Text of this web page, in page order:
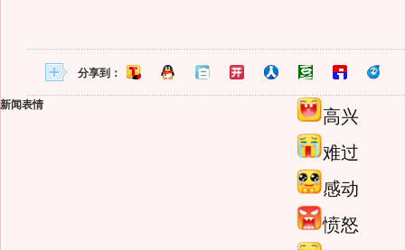
分享到：
新闻表情
高兴
难过
感动
愤怒